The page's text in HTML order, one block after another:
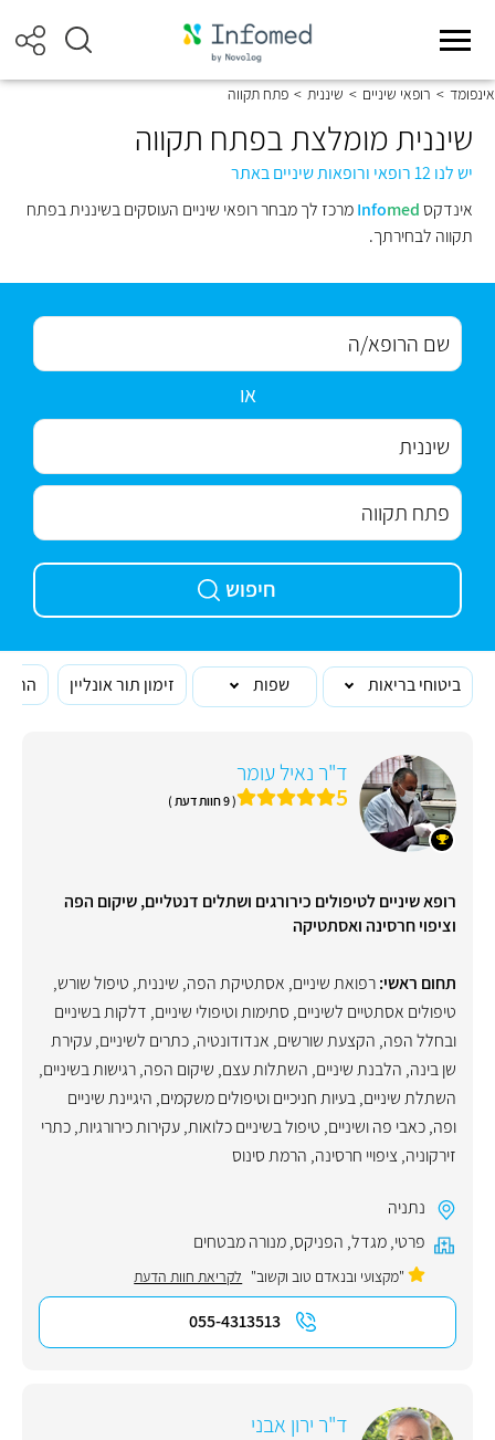
אינפומד > רופאי שיניים > שיננית > פתח תקווה
שיננית מומלצת בפתח תקווה
יש לנו 12 רופאי ורופאות שיניים באתר
אינדקס
Infomed
מרכז לך מבחר רופאי שיניים העוסקים בשיננית בפתח
תקווה לבחירתך.
או
חיפוש
ביטוחי בריאות שפות זימון תור אונליין
ד"ר נאיל עומר
5 ( 9 חוות דעת )
רופא שיניים לטיפולים כירורגים ושתלים דנטליים, שיקום הפה
וציפוי חרסינה ואסתטיקה
תחום ראשי:רפואת שיניים, אסתטיקת הפה, שיננית, טיפול שורש,
טיפולים אסתטיים לשיניים, סתימות וטיפולי שיניים, דלקות בשיניים
ובחלל הפה, הקצעת שורשים, אנדודונטיה,כתרים לשיניים,עקירת
שן בינה, הלבנת שיניים, השתלות עצם, שיקום הפה,רגישות בשיניים,
השתלת שיניים,בעיות חניכיים וטיפולים משקמים, היגיינת שיניים
ופה,כאבי פה ושיניים, טיפול בשיניים כלואות,עקירות כירורגיות,כתרי
זירקוניה, ציפויי חרסינה, הרמת סינוס
נתניה
פרטי,מגדל, הפניקס,מנורה מבטחים
"מקצועי ובנאדם טוב וקשוב" לקריאת חוות הדעת
055-4313513
ד"ר ירון אבני